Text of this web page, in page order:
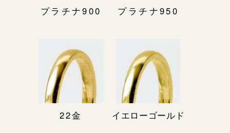
プラチナ900 プラチナ950
22金 イエローゴールド